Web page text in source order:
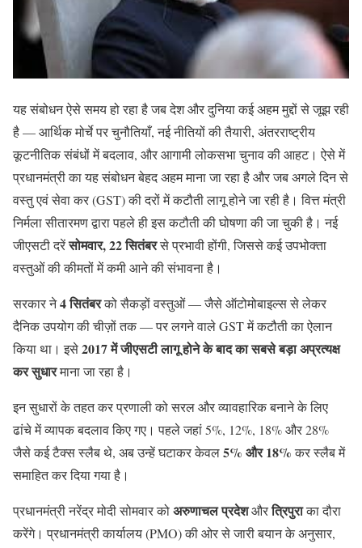
यह संबोधन ऐसे समय हो रहा है जब देश और दुनिया कई अहम मुद्दों से जूझ रही
है — आर्थिक मोर्चे पर चुनौतियाँ, नई नीतियों की तैयारी, अंतरराष्ट्रीय
कूटनीतिक संबंधों में बदलाव, और आगामी लोकसभा चुनाव की आहट। ऐसे में
प्रधानमंत्री का यह संबोधन बेहद अहम माना जा रहा हैऔर जब अगले दिन से
वस्तु एवं सेवा कर (GST) की दरों में कटौती लागू होने जा रही है। वित्त मंत्री
निर्मला सीतारमण द्वारा पहले ही इस कटौती की घोषणा की जा चुकी है। नई
जीएसटी दरेंसोमवार, 22 सितंबरसे प्रभावी होंगी, जिससे कई उपभोक्ता
वस्तुओं की कीमतों में कमी आने की संभावना है।
सरकार ने4 सितंबरको सैकड़ों वस्तुओं — जैसे ऑटोमोबाइल्स से लेकर
दैनिक उपयोग की चीज़ों तक — पर लगने वाले GST में कटौती का ऐलान
किया था। इसे2017 में जीएसटी लागू होने के बाद का सबसे बड़ा अप्रत्यक्ष
कर सुधारमाना जा रहा है।
इन सुधारों के तहत कर प्रणाली को सरल और व्यावहारिक बनाने के लिए
ढांचे में व्यापक बदलाव किए गए। पहले जहां 5%, 12%, 18% और 28%
जैसे कई टैक्स स्लैब थे, अब उन्हें घटाकर केवल5% और 18%कर स्लैब में
समाहित कर दिया गया है।
प्रधानमंत्री नरेंद्र मोदी सोमवार कोअरुणाचल प्रदेशऔरत्रिपुराका दौरा
करेंगे। प्रधानमंत्री कार्यालय (PMO) की ओर से जारी बयान के अनुसार,